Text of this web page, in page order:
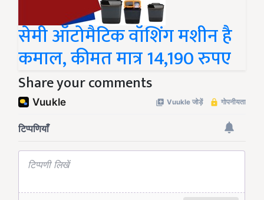
सेमी ऑटोमैटिक वॉशिंग मशीन है
कमाल, कीमत मात्र 14,190 रुपए
Share your comments